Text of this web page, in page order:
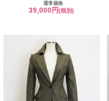
通常価格
39,000円(税別)